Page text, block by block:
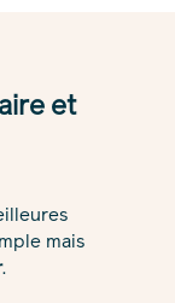
et
mais
.